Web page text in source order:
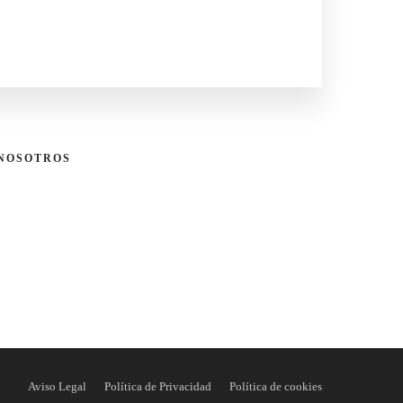
Aviso Legal Política de Privacidad Política de cookies